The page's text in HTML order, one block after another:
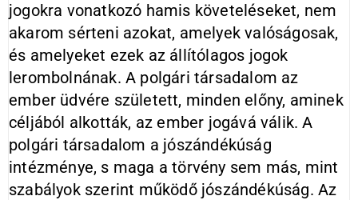
jogokra vonatkozó hamis követeléseket, nem
akarom sérteni azokat, amelyek valóságosak,
és amelyeket ezek az állítólagos jogok
lerombolnának. A polgári társadalom az
ember üdvére született, minden előny, aminek
céljából alkották, az ember jogává válik. A
polgári társadalom a jószándékúság
intézménye, s maga a törvény sem más, mint
szabályok szerint működő jószándékúság. Az